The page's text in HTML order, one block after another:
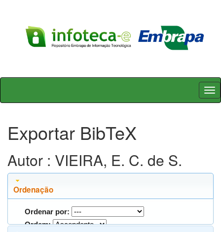
Skip
Exportar BibTeX
Autor : VIEIRA, E. C. de S.
Ordenação
Ordenar por:
Ordem: